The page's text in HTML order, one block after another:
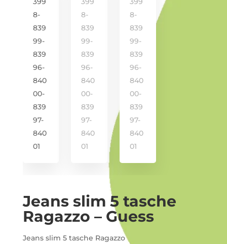
Jeans slim 5 tasche
Ragazzo – Guess
Jeans slim 5 tasche Ragazzo